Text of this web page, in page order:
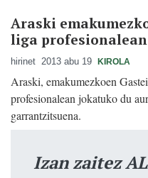
Araski
liga
hirinet 2013 abu 19 KIROLA
Araski, emakumezkoen
profesionalean jokatuko du
garrantzitsuena.
Izan zaitez